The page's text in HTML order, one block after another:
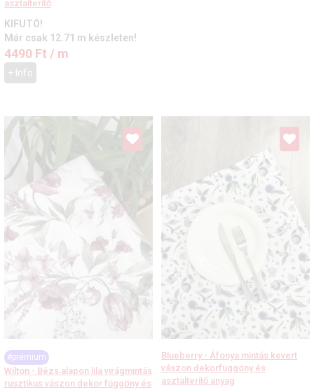
asztalterítő
KIFUTÓ!
Már csak 12.71 m készleten!
4490 Ft / m
+ Info
#prémium
Wilton - Bézs alapon lila virágmintás
rusztikus vászon dekor függöny és
Blueberry - Áfonya mintás kevert
vászon dekorfüggöny és
asztalterítő anyag